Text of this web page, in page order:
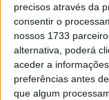
precisos através da
consentir o
nossos 1733
alternativa, poderá
aceder a
preferências antes
que algum
Por faixas etárias,
mais de 80 anos,
60 e 69 anos e
Esta e outras